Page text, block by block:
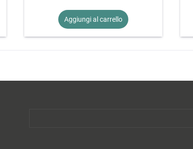
Aggiungi alcarrello